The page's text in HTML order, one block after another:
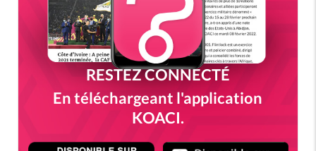
RESTEZ CONNECTÉ
En téléchargeant l'application
KOACI.